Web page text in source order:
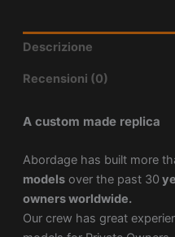
Descrizione
Recensioni (0)
A custom made replica
Abordage has built more
modelsover the past 30
owners worldwide.
Our crew has great